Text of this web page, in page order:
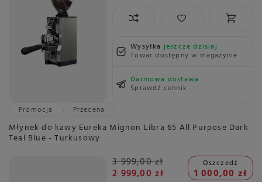
Wysyłkajeszcze dzisiaj
Towar dostępny w magazynie
Darmowa dostawa
Sprawdź cennik
Promocja
Przecena
Młynek do kawy Eureka Mignon Libra 65 All Purpose Dark
Teal Blue - Turkusowy
3 999,00 zł
2 999,00 zł
Oszczedź
1 000,00 zł